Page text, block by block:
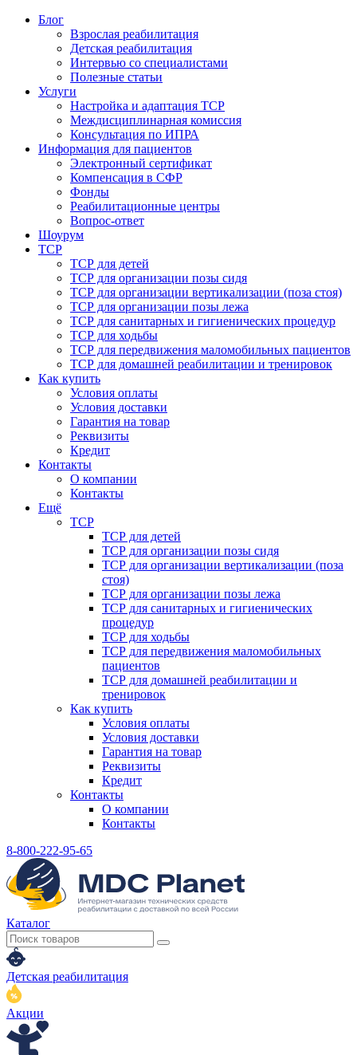
Блог
Взрослая реабилитация
Детская реабилитация
Интервью со специалистами
Полезные статьи
Услуги
Настройка и адаптация ТСР
Междисциплинарная комиссия
Консультация по ИПРА
Информация для пациентов
Электронный сертификат
Компенсация в СФР
Фонды
Реабилитационные центры
Вопрос-ответ
Шоурум
ТСР
ТСР для детей
ТСР для организации позы сидя
ТСР для организации вертикализации (поза стоя)
ТСР для организации позы лежа
ТСР для санитарных и гигиенических процедур
ТСР для ходьбы
ТСР для передвижения маломобильных пациентов
ТСР для домашней реабилитации и тренировок
Как купить
Условия оплаты
Условия доставки
Гарантия на товар
Реквизиты
Кредит
Контакты
О компании
Контакты
Ещё
ТСР
ТСР для детей
ТСР для организации позы сидя
ТСР для организации вертикализации (поза
стоя)
ТСР для организации позы лежа
ТСР для санитарных и гигиенических
процедур
ТСР для ходьбы
ТСР для передвижения маломобильных
пациентов
ТСР для домашней реабилитации и
тренировок
Как купить
Условия оплаты
Условия доставки
Гарантия на товар
Реквизиты
Кредит
Контакты
О компании
Контакты
8-800-222-95-65
Каталог
Детская реабилитация
Акции